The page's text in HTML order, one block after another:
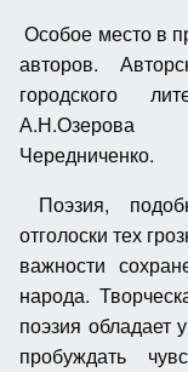
Особое место в
авторов.
городского
А.Н.Озерова
Чередниченко.
Поэзия,
отголоски тех
важности
народа.
поэзия обладает
пробуждать